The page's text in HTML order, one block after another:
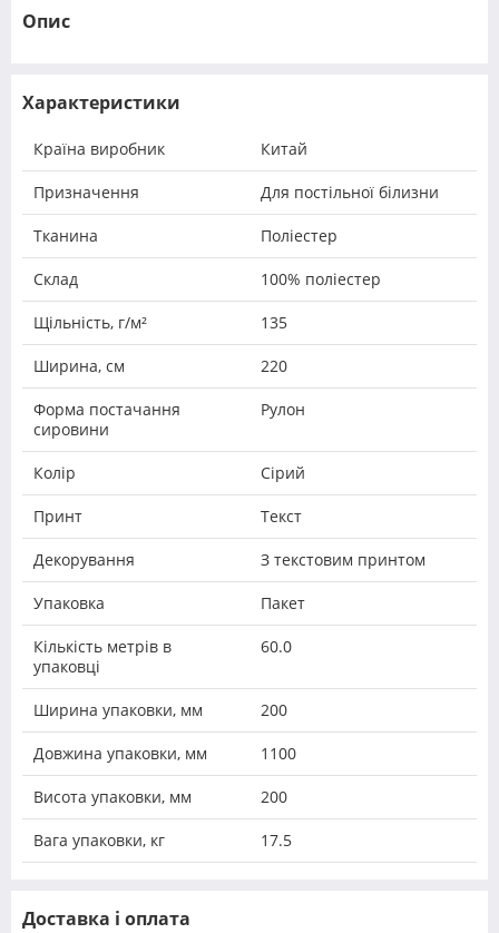
Опис
Характеристики
Країна виробник Китай
Призначення Для постільної білизни
Тканина Поліестер
Склад 100% поліестер
Щільність, г/м² 135
Ширина, см 220
Форма постачання
сировини
Рулон
Колір Сірий
Принт Текст
Декорування З текстовим принтом
Упаковка Пакет
Кількість метрів в
упаковці
60.0
Ширина упаковки, мм 200
Довжина упаковки, мм 1100
Висота упаковки, мм 200
Вага упаковки, кг 17.5
Доставка і оплата